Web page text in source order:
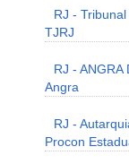
RJ -
TJRJ
RJ - ANGRA
Angra
RJ -
Procon